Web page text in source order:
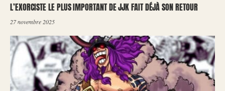
L’EXORCISTE LE PLUS IMPORTANT DE JJK FAIT DÉJÀ SON RETOUR
27 novembre 2025